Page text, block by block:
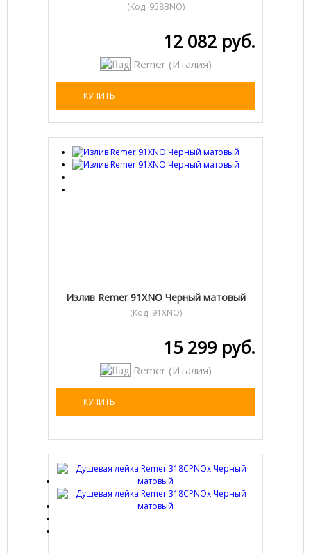
(Код: 958BNO)
12 082 руб.
Remer (Италия)
КУПИТЬ
Излив Remer 91XNO Черный матовый
(Код: 91XNO)
15 299 руб.
Remer (Италия)
КУПИТЬ